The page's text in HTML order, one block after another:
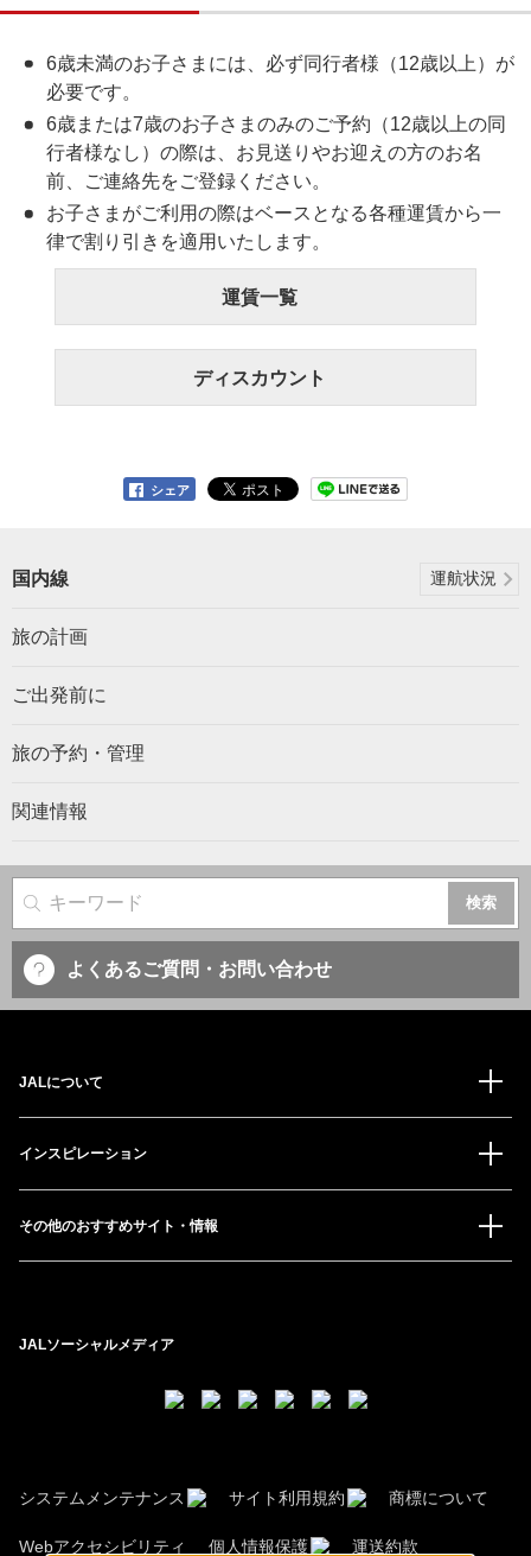
6歳未満のお子さまには、必ず同行者様（12歳以上）が
必要です。
6歳または7歳のお子さまのみのご予約（12歳以上の同
行者様なし）の際は、お見送りやお迎えの方のお名
前、ご連絡先をご登録ください。
お子さまがご利用の際はベースとなる各種運賃から一
律で割り引きを適用いたします。
運賃一覧
ディスカウント
シェア
国内線 運航状況
旅の計画
ご出発前に
旅の予約・管理
関連情報
サイト内検索
よくあるご質問・お問い合わせ
JALについて
インスピレーション
その他のおすすめサイト・情報
JALソーシャルメディア
システムメンテナンス サイト利用規約 商標について
Webアクセシビリティ 個人情報保護 運送約款